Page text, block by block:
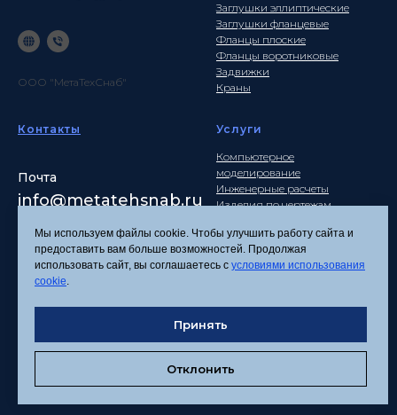
ООО "МетаТехСнаб"
Заглушки эллиптические
Заглушки фланцевые
Фланцы плоские
Фланцы воротниковые
Задвижки
Краны
Контакты
Почта
info@metatehsnab.ru
Услуги
Компьютерное
моделирование
Инженерные расчеты
Изделия по чертежам
Политика
Согласие на обработку
персональных данных
Соглашение об
Мы используем файлы cookie. Чтобы улучшить работу сайта и
предоставить вам больше возможностей. Продолжая
использовать сайт, вы соглашаетесь с условиями использования
cookie.
Принять
Отклонить